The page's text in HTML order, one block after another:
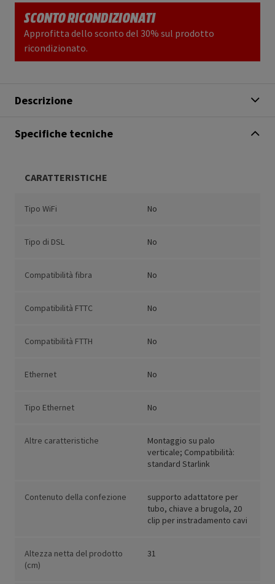
SCONTO RICONDIZIONATI
Approfitta dello sconto del 30% sul prodotto
ricondizionato.
Descrizione
Specifiche tecniche
CARATTERISTICHE
Tipo WiFi No
Tipo di DSL No
Compatibilità fibra No
Compatibilità FTTC No
Compatibilità FTTH No
Ethernet No
Tipo Ethernet No
Altre caratteristiche
Montaggio su palo
verticale; Compatibilità:
standard Starlink
Contenuto della confezione
supporto adattatore per
tubo, chiave a brugola, 20
clip per instradamento cavi
Altezza netta del prodotto
(cm)
31